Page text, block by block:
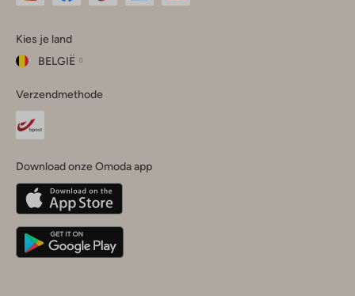
InstagramFacebook
Kies je land
BELGIË
je
land
Belgique(Français)
Deutschland
Verzendmethode
Download onze Omoda app